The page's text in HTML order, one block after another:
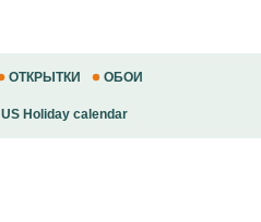
ОТКРЫТКИ ОБОИ
US Holiday calendar